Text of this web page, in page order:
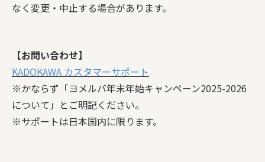
なく変更・中止する場合があります。
【お問い合わせ】
KADOKAWA カスタマーサポート
※かならず「ヨメルバ年末年始キャンペーン2025-2026
について」とご明記ください。
※サポートは日本国内に限ります。